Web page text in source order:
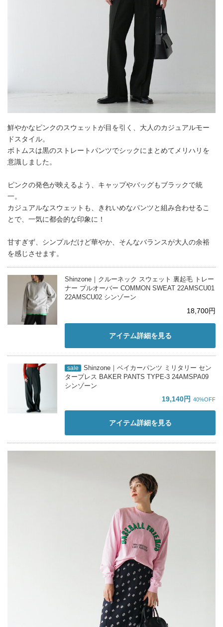
鮮やかなピンクのスウェットが目を引く、大人のカジュアルモー
ドスタイル。
ボトムスは黒のストレートパンツでシックにまとめてメリハリを
意識しました。
ピンクの発色が映えるよう、キャップやバッグもブラックで統
一。
カジュアルなスウェットも、きれいめなパンツと組み合わせるこ
とで、一気に都会的な印象に！
甘すぎず、シンプルだけど華やか、そんなバランスが大人の余裕
を感じさせます。
Shinzone｜クルーネック スウェット 裏起毛 トレー
ナー プルオーバー COMMON SWEAT 22AMSCU01
22AMSCU02 シンゾーン
18,700円
アイテム詳細を見る
sale
Shinzone｜ベイカーパンツ ミリタリー セン
タープレス BAKER PANTS TYPE-3 24AMSPA09
シンゾーン
19,140円 40%OFF
アイテム詳細を見る